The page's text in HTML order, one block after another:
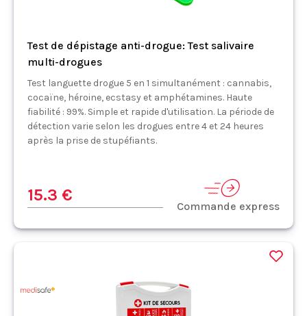
Test de dépistage anti-drogue: Test salivaire
multi-drogues
Test languette drogue 5 en 1 simultanément : cannabis,
cocaïne, héroine, ecstasy et amphétamines. Haute
fiabilité : 99%. Simple et rapide d'utilisation. La période de
détection varie selon les drogues entre 4 et 24 heures
après la prise de stupéfiants.
15.3 €
Commande express